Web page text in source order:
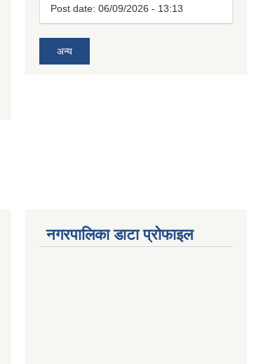
Post date: 06/09/2026 - 13:13
अन्य
नगरपालिका डाटा प्रोफाइल